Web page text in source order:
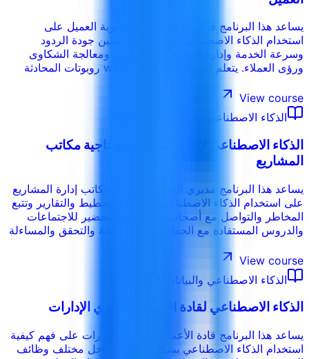
يساعد هذا البرنامج فرق خدمة العملاء وتجربة العميل على
استخدام الذكاء الاصطناعي بمسؤولية لتحسين جودة الردود
وسرعة الخدمة وإدارة المعرفة والتخصيص ومعالجة الشكاوى
ورؤى العملاء. يتعلم المشاركون workflows روبوتات المحادثة
View course
الذكاء الاصطناعي والبيانات في الأعمال
الذكاء الاصطناعي لإدارة المشاريع وإنتاجية مكاتب
المشاريع
يساعد هذا البرنامج مديري المشاريع وفرق مكاتب إدارة المشاريع
على استخدام الذكاء الاصطناعي لتحسين التخطيط والتقارير وتتبع
المخاطر والتواصل مع أصحاب المصلحة والتحضير للاجتماعات
والدروس المستفادة مع الحفاظ على الحوكمة والتحقق والمساءلة
View course
الذكاء الاصطناعي والبيانات في الأعمال
الذكاء الاصطناعي لقادة الأعمال ومديري الإدارات
يساعد هذا البرنامج قادة الأعمال ومديري الإدارات على فهم كيفية
استخدام الذكاء الاصطناعي بشكل مسؤول داخل مختلف وظائف